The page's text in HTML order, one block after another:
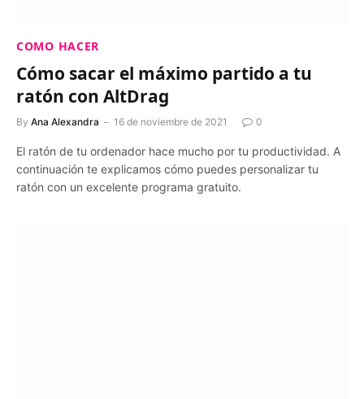
COMO HACER
Cómo sacar el máximo partido a tu
ratón con AltDrag
By Ana Alexandra 16 de noviembre de 2021 0
El ratón de tu ordenador hace mucho por tu productividad. A
continuación te explicamos cómo puedes personalizar tu
ratón con un excelente programa gratuito.